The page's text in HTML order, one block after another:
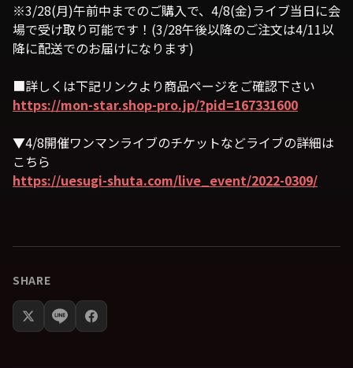
※3/28(月)午前中までのご購入で、4/8(金)ライブ当日に会
場で受け取り可能です！(3/28午後以降のご注文は4/11以
降に配送でのお届けになります)
■詳しくは下記リンクより商品ページをご確認下さい
https://mon-star.shop-pro.jp/?pid=167331600
▼4/8開催ワンマンライブのチケットなどライブの詳細は
こちら
https://uesugi-shuta.com/live_event/2022-0309/
SHARE